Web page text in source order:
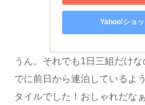
Yahoo!ショ
うん。それでも1日三組だけ
でに前日から連泊しているよ
タイルでした！おしゃれだな